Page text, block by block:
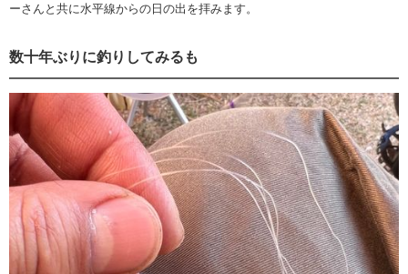
ーさんと共に水平線からの日の出を拝みます。
数十年ぶりに釣りしてみるも